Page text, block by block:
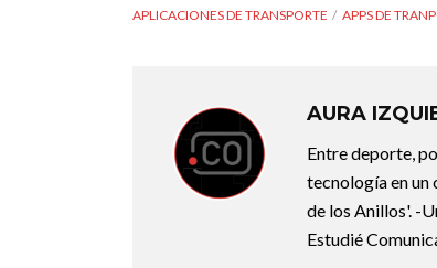
APLICACIONES DE TRANSPORTE APPS DE
AURA
Entre deporte,
tecnología en un
de los Anillos'. -
Estudié